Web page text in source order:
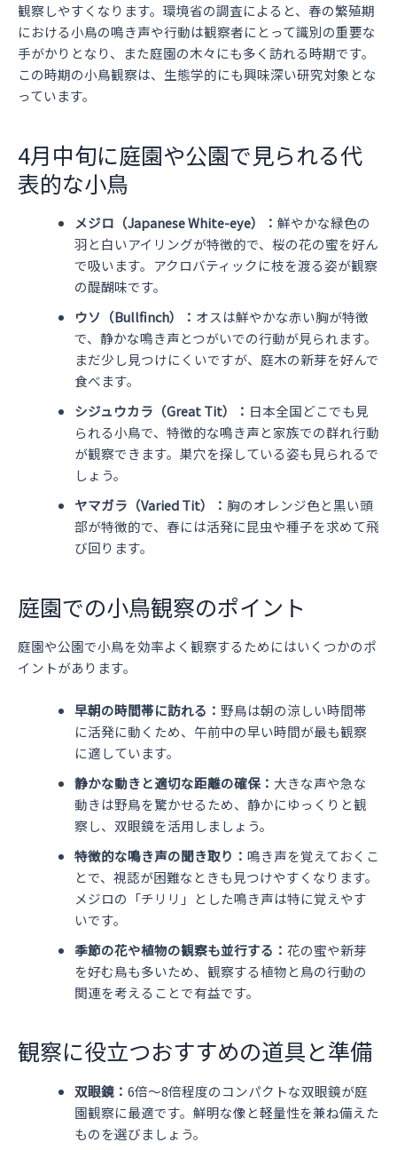
観察しやすくなります。環境省の調査によると、春の繁殖期
における小鳥の鳴き声や行動は観察者にとって識別の重要な
手がかりとなり、また庭園の木々にも多く訪れる時期です。
この時期の小鳥観察は、生態学的にも興味深い研究対象とな
っています。
4月中旬に庭園や公園で見られる代
表的な小鳥
メジロ（Japanese White-eye）： 鮮やかな緑色の
羽と白いアイリングが特徴的で、桜の花の蜜を好ん
で吸います。アクロバティックに枝を渡る姿が観察
の醍醐味です。
ウソ（Bullfinch）： オスは鮮やかな赤い胸が特徴
で、静かな鳴き声とつがいでの行動が見られます。
まだ少し見つけにくいですが、庭木の新芽を好んで
食べます。
シジュウカラ（Great Tit）： 日本全国どこでも見
られる小鳥で、特徴的な鳴き声と家族での群れ行動
が観察できます。巣穴を探している姿も見られるで
しょう。
ヤマガラ（Varied Tit）： 胸のオレンジ色と黒い頭
部が特徴的で、春には活発に昆虫や種子を求めて飛
び回ります。
庭園での小鳥観察のポイント
庭園や公園で小鳥を効率よく観察するためにはいくつかのポ
イントがあります。
早朝の時間帯に訪れる： 野鳥は朝の涼しい時間帯
に活発に動くため、午前中の早い時間が最も観察
に適しています。
静かな動きと適切な距離の確保： 大きな声や急な
動きは野鳥を驚かせるため、静かにゆっくりと観
察し、双眼鏡を活用しましょう。
特徴的な鳴き声の聞き取り： 鳴き声を覚えておくこ
とで、視認が困難なときも見つけやすくなります。
メジロの「チリリ」とした鳴き声は特に覚えやす
いです。
季節の花や植物の観察も並行する： 花の蜜や新芽
を好む鳥も多いため、観察する植物と鳥の行動の
関連を考えることで有益です。
観察に役立つおすすめの道具と準備
双眼鏡： 6倍〜8倍程度のコンパクトな双眼鏡が庭
園観察に最適です。鮮明な像と軽量性を兼ね備えた
ものを選びましょう。